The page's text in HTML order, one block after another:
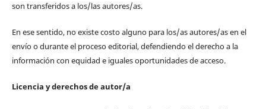
son transferidos a los/las autores/as.
En ese sentido, no existe costo alguno para los/as autores/as en el
envío o durante el proceso editorial, defendiendo el derecho a la
información con equidad e iguales oportunidades de acceso.
Licencia y derechos de autor/a